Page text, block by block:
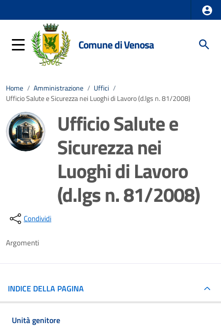
Comune di Venosa
Home / Amministrazione / Uffici /
Ufficio Salute e Sicurezza nei Luoghi di Lavoro (d.lgs n. 81/2008)
Ufficio Salute e
Sicurezza nei
Luoghi di Lavoro
(d.lgs n. 81/2008)
Condividi
Argomenti
INDICE DELLA PAGINA
Unità genitore